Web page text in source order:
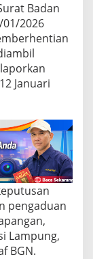
Badan
01/2026
Januari
pengaduan
Lampung,
BGN.